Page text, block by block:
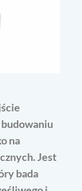
na
Jest
bada